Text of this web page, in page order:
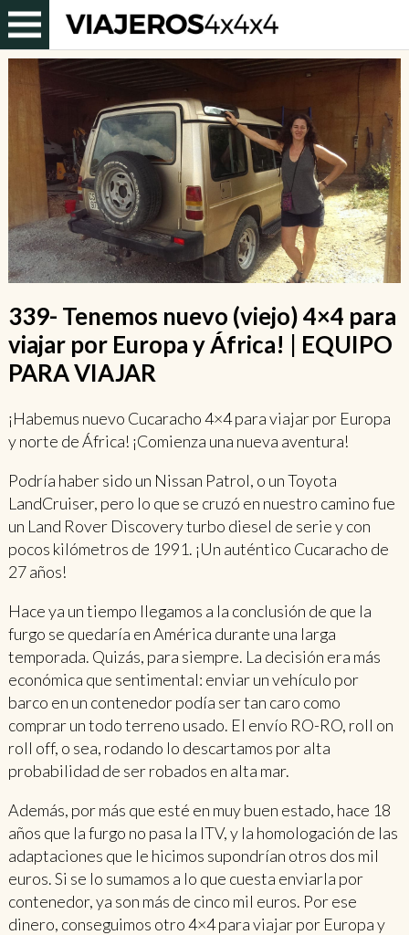
339- Tenemos nuevo (viejo) 4×4 para
viajar por Europa y África! | EQUIPO
PARA VIAJAR
¡Habemus nuevo Cucaracho 4×4 para viajar por Europa
y norte de África! ¡Comienza una nueva aventura!
Podría haber sido un Nissan Patrol, o un Toyota
LandCruiser, pero lo que se cruzó en nuestro camino fue
un Land Rover Discovery turbo diesel de serie y con
pocos kilómetros de 1991. ¡Un auténtico Cucaracho de
27 años!
Hace ya un tiempo llegamos a la conclusión de que la
furgo se quedaría en América durante una larga
temporada. Quizás, para siempre. La decisión era más
económica que sentimental: enviar un vehículo por
barco en un contenedor podía ser tan caro como
comprar un todo terreno usado. El envío RO-RO, roll on
roll off, o sea, rodando lo descartamos por alta
probabilidad de ser robados en alta mar.
Además, por más que esté en muy buen estado, hace 18
años que la furgo no pasa la ITV, y la homologación de las
adaptaciones que le hicimos supondrían otros dos mil
euros. Si se lo sumamos a lo que cuesta enviarla por
contenedor, ya son más de cinco mil euros. Por ese
dinero, conseguimos otro 4×4 para viajar por Europa y